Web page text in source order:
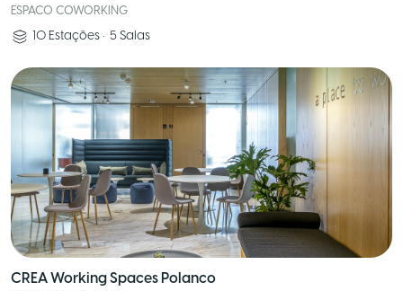
ESPACO COWORKING
10 Estações • 5 Salas
CREA Working Spaces Polanco